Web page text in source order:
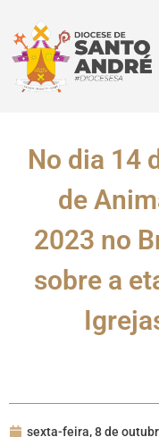
No dia 14
de
2023 no
sobre a
sexta-feira, 8 de